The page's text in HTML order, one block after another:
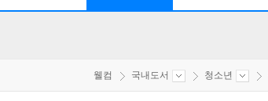
웰컴 국내도서 청소년